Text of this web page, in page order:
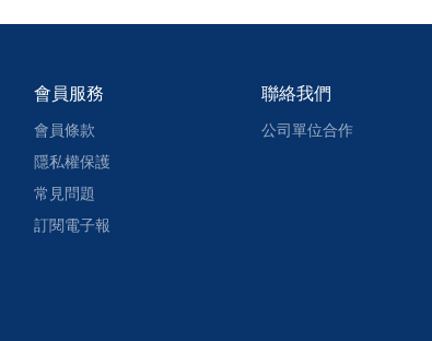
會員服務
會員條款
隱私權保護
常見問題
訂閱電子報
聯絡我們
公司單位合作